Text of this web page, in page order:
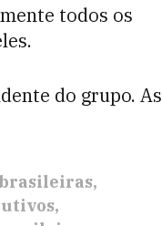
todos os
do grupo. As